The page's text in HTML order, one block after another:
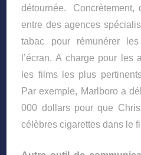
détournée. Concrètement,
entre des agences
tabac pour rémunérer
l’écran. A charge pour les
les films les plus
Par exemple, Marlboro a
000 dollars pour que
célèbres cigarettes dans le